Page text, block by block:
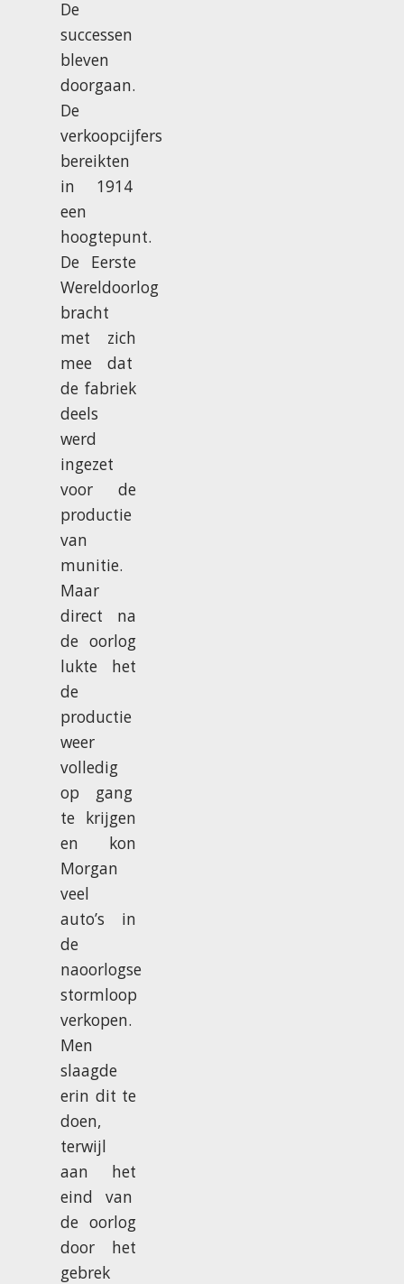
De
successen
bleven
doorgaan.
De
verkoopcijfers
bereikten
in 1914
een
hoogtepunt.
De Eerste
Wereldoorlog
bracht
met zich
mee dat
de fabriek
deels
werd
ingezet
voor de
productie
van
munitie.
Maar
direct na
de oorlog
lukte het
de
productie
weer
volledig
op gang
te krijgen
en kon
Morgan
veel
auto’s in
de
naoorlogse
stormloop
verkopen.
Men
slaagde
erin dit te
doen,
terwijl
aan het
eind van
de oorlog
door het
gebrek